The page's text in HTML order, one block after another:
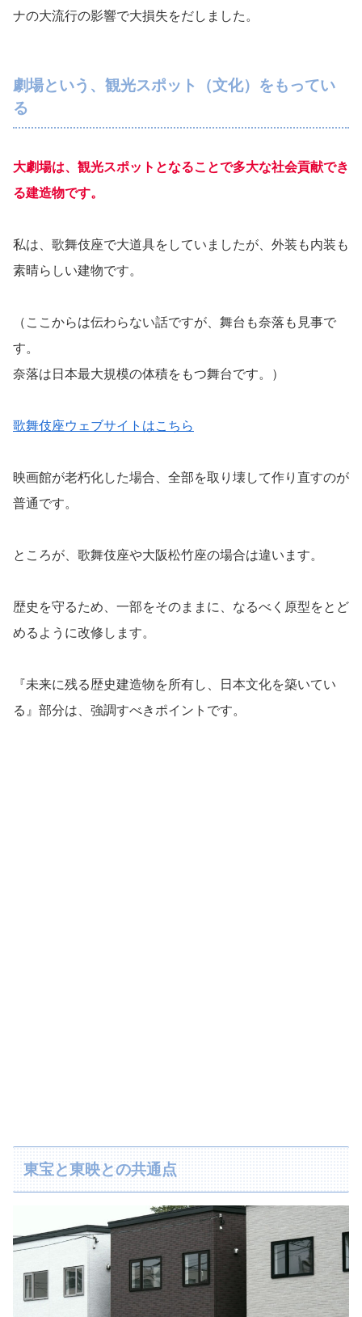
ナの大流行の影響で大損失をだしました。
劇場という、観光スポット（文化）をもってい
る
大劇場は、観光スポットとなることで多大な社会貢献でき
る建造物です。
私は、歌舞伎座で大道具をしていましたが、外装も内装も
素晴らしい建物です。
（ここからは伝わらない話ですが、舞台も奈落も見事で
す。
奈落は日本最大規模の体積をもつ舞台です。）
歌舞伎座ウェブサイトはこちら
映画館が老朽化した場合、全部を取り壊して作り直すのが
普通です。
ところが、歌舞伎座や大阪松竹座の場合は違います。
歴史を守るため、一部をそのままに、なるべく原型をとど
めるように改修します。
『未来に残る歴史建造物を所有し、日本文化を築いてい
る』部分は、強調すべきポイントです。
東宝と東映との共通点